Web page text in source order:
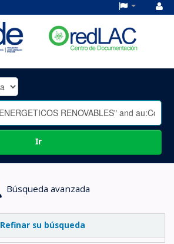
Ir
Búsqueda avanzada
Refinar su búsqueda